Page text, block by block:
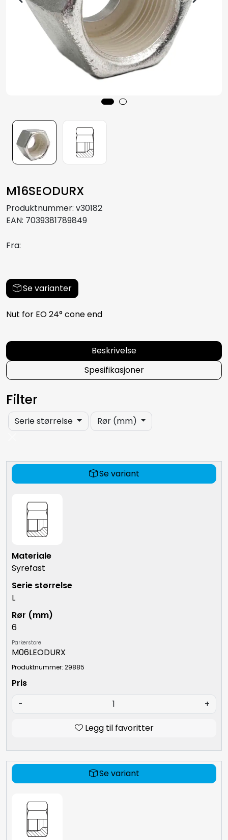
M16SEODURX
Produktnummer: v30182
EAN: 7039381789849
Fra:
Se varianter
Nut for EO 24° cone end
Beskrivelse
Spesifikasjoner
Filter
Serie størrelse Rør (mm)
Se variant
Syrefast
L
6
Parkerstore
M06LEODURX
Produktnummer: 29885
- +
Legg til favoritter
Se variant
Aquakultur